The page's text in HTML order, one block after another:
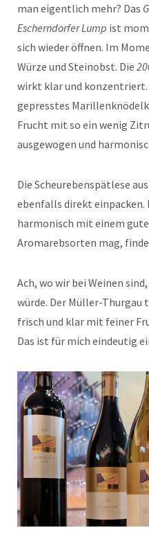
man eigentlich mehr? Das
Escherndorfer Lump ist
sich wieder öffnen. Im
Würze und Steinobst. Die
wirkt klar und konzentriert.
gepresstes
Frucht mit so ein wenig
ausgewogen und
Die Scheurebenspätlese
ebenfalls direkt
harmonisch mit einem
Aromarebsorten mag,
Ach, wo wir bei Weinen
würde. Der Müller-Thurgau
frisch und klar mit feiner
Das ist für mich eindeutig